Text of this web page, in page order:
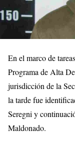
En el marco de
Programa de Alta
jurisdicción de la
la tarde fue
Seregni y
Maldonado.